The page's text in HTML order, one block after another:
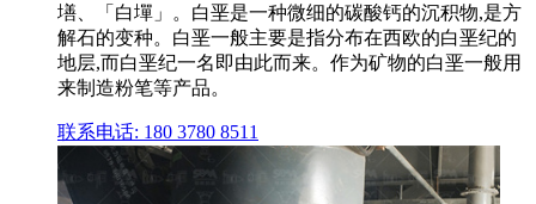
墡、「白墠」。白垩是一种微细的碳酸钙的沉积物,是方
解石的变种。白垩一般主要是指分布在西欧的白垩纪的
地层,而白垩纪一名即由此而来。作为矿物的白垩一般用
来制造粉笔等产品。
联系电话: 180 3780 8511